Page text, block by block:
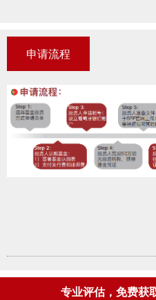
申请流程
专业评估，免费获